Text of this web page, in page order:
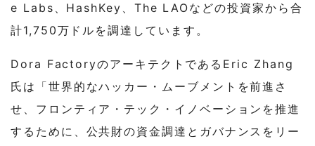
e Labs、HashKey、The LAOなどの投資家から合
計1,750万ドルを調達しています。
Dora FactoryのアーキテクトであるEric Zhang
氏は「世界的なハッカー・ムーブメントを前進さ
せ、フロンティア・テック・イノベーションを推進
するために、公共財の資金調達とガバナンスをリー